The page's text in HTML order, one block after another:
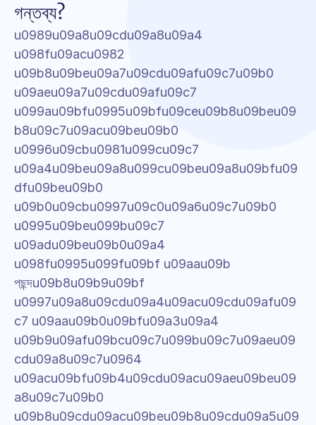
গন্তব্য?
u0989u09a8u09cdu09a8u09a4
u098fu09acu0982
u09b8u09beu09a7u09cdu09afu09c7u09b0
u09aeu09a7u09cdu09afu09c7
u099au09bfu0995u09bfu09ceu09b8u09beu09
b8u09c7u09acu09beu09b0
u0996u09cbu0981u099cu09c7
u09a4u09beu09a8u099cu09beu09a8u09bfu09
dfu09beu09b0
u09b0u09cbu0997u09c0u09a6u09c7u09b0
u0995u09beu099bu09c7
u09adu09beu09b0u09a4
u098fu0995u099fu09bf u09aau09b
পছন্দu09b8u09b9u09bf
u0997u09a8u09cdu09a4u09acu09cdu09afu09
c7 u09aau09b0u09bfu09a3u09a4
u09b9u09afu09bcu09c7u099bu09c7u09aeu09
cdu09a8u09c7u0964
u09acu09bfu09b4u09cdu09acu09aeu09beu09
a8u09c7u09b0
u09b8u09cdu09acu09beu09b8u09cdu09a5u09